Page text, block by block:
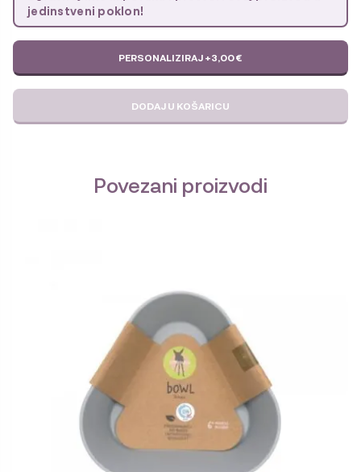
jedinstveni poklon!
PERSONALIZIRAJ +3,00€
DODAJ U KOŠARICU
Povezani proizvodi